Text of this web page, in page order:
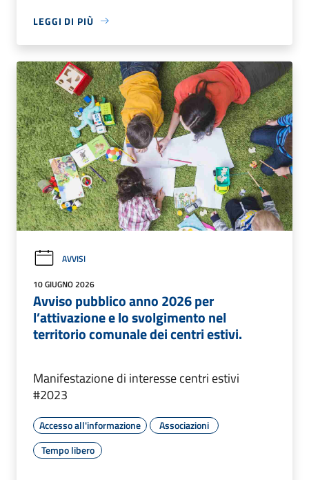
LEGGI DI PIÙ
AVVISI
10 GIUGNO 2026
Avviso pubblico anno 2026 per
l’attivazione e lo svolgimento nel
territorio comunale dei centri estivi.
Manifestazione di interesse centri estivi
#2023
Accesso all'informazione
Associazioni
Tempo libero